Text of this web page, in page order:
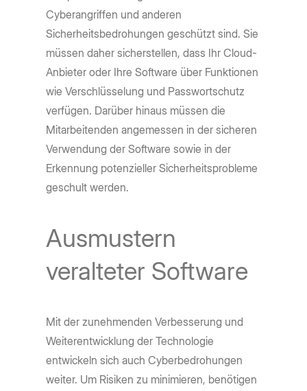
Cyberangriffen und anderen
Sicherheitsbedrohungen geschützt sind. Sie
müssen daher sicherstellen, dass Ihr Cloud-
Anbieter oder Ihre Software über Funktionen
wie Verschlüsselung und Passwortschutz
verfügen. Darüber hinaus müssen die
Mitarbeitenden angemessen in der sicheren
Verwendung der Software sowie in der
Erkennung potenzieller Sicherheitsprobleme
geschult werden.
Ausmustern
veralteter Software
Mit der zunehmenden Verbesserung und
Weiterentwicklung der Technologie
entwickeln sich auch Cyberbedrohungen
weiter. Um Risiken zu minimieren, benötigen